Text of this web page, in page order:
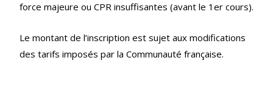
force majeure ou CPR insuffisantes (avant le 1er cours).
Le montant de l’inscription est sujet aux modifications
des tarifs imposés par la Communauté française.